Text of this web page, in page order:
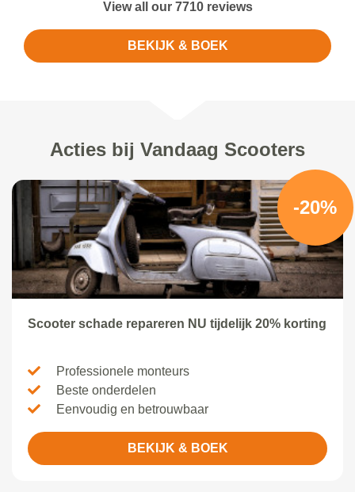
View all our 7710 reviews
BEKIJK & BOEK
Acties bij Vandaag Scooters
-20%
Scooter schade repareren NU tijdelijk 20% korting
Professionele monteurs
Beste onderdelen
Eenvoudig en betrouwbaar
BEKIJK & BOEK